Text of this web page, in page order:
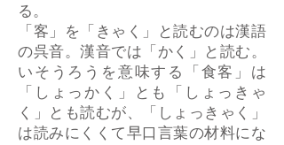
る。
「客」を「きゃく」と読むのは漢語
の呉音。漢音では「かく」と読む。
いそうろうを意味する「食客」は
「しょっかく」とも「しょっきゃ
く」とも読むが、「しょっきゃく」
は読みにくくて早口言葉の材料にな